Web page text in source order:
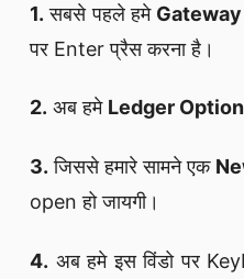
1. सबसे पहले हमे
पर Enter प्रैस करना है।
2. अब हमे Ledger Option
3. जिससे हमारे सामने एक
open हो जायगी।
4. अब हमे इस विंडो पर